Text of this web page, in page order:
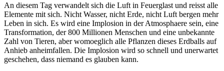
An diesem Tag verwandelt sich die Luft in Feuerglast und reisst alle
Elemente mit sich. Nicht Wasser, nicht Erde, nicht Luft bergen mehr
Leben in sich. Es wird eine Implosion in der Atmosphaere sein, eine
Transformation, der 800 Millionen Menschen und eine unbekannte
Zahl von Tieren, aber womoeglich alle Pflanzen dieses Erdballs auf
Anhieb anheimfallen. Die Implosion wird so schnell und unerwartet
geschehen, dass niemand es glauben kann.